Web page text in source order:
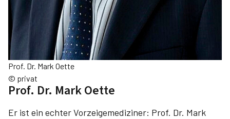
Prof. Dr. Mark Oette
© privat
Prof. Dr. Mark Oette
Er ist ein echter Vorzeigemediziner: Prof. Dr. Mark